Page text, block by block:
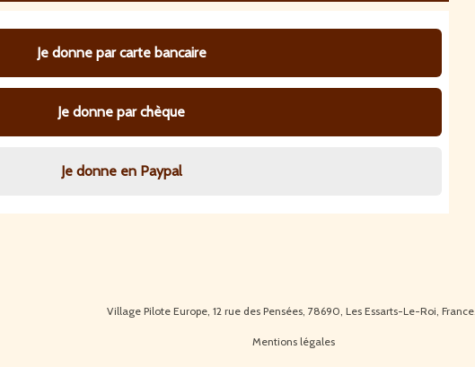
Je donne par carte bancaire
Je donne par chèque
Je donne en Paypal
Village Pilote Europe, 12 rue des Pensées, 78690, Les Essarts-Le-Roi, France.
Mentions légales